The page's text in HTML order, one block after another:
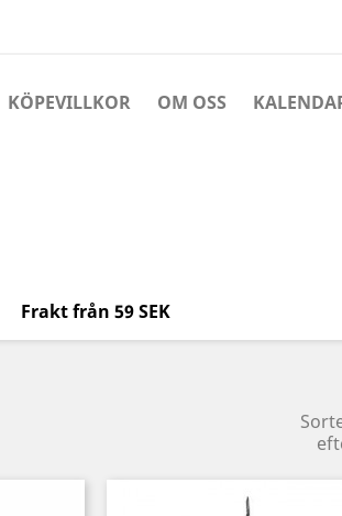
KÖPEVILLKOR OM OSS
Frakt från 59 SEK